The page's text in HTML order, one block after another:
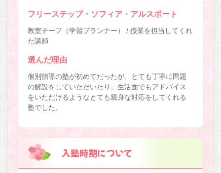
フリーステップ・ソフィア・アルスポート
教室チーフ（学習プランナー） / 授業を担当してくれ
た講師
選んだ理由
個別指導の塾が初めてだったが、とても丁寧に問題
の解説をしていただいたり、生活面でもアドバイス
をいただけるようなとても親身な対応をしてくれる
塾でした。
入塾時期について